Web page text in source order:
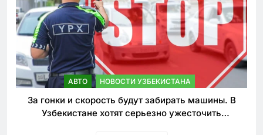
АВТО НОВОСТИ УЗБЕКИСТАНА
За гонки и скорость будут забирать машины. В
Узбекистане хотят серьезно ужесточить